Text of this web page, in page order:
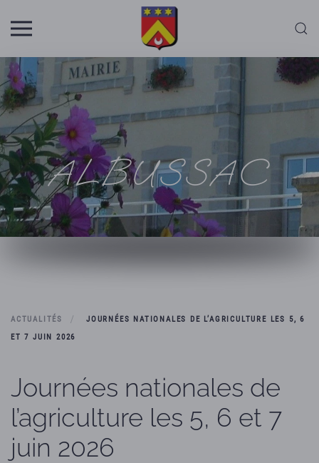
Skip to main content
ALBUSSAC
ACTUALITÉS
JOURNÉES NATIONALES DE L’AGRICULTURE LES 5, 6
ET 7 JUIN 2026
Journées nationales de
l’agriculture les 5, 6 et 7
juin 2026